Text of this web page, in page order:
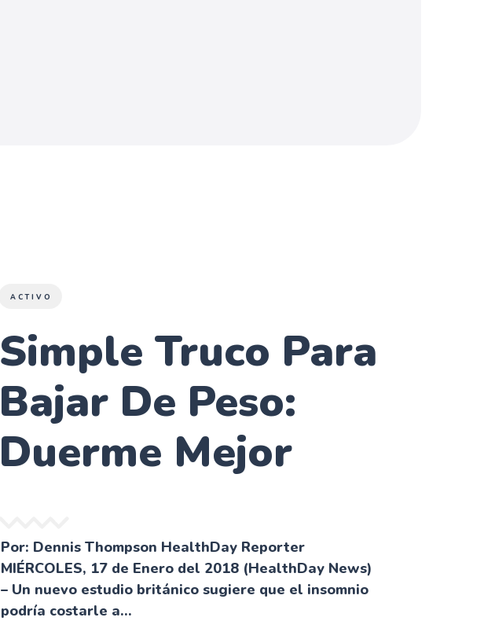
ACTIVO
Simple Truco Para
Bajar De Peso:
Duerme Mejor
Por: Dennis Thompson HealthDay Reporter
MIÉRCOLES, 17 de Enero del 2018 (HealthDay News)
– Un nuevo estudio británico sugiere que el insomnio
podría costarle a...